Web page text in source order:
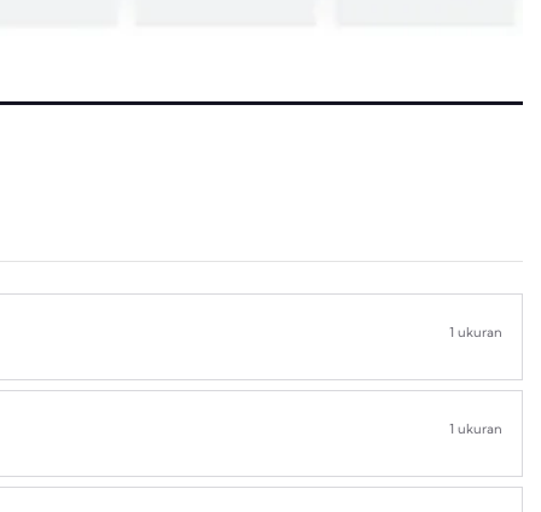
1 ukuran
1 ukuran